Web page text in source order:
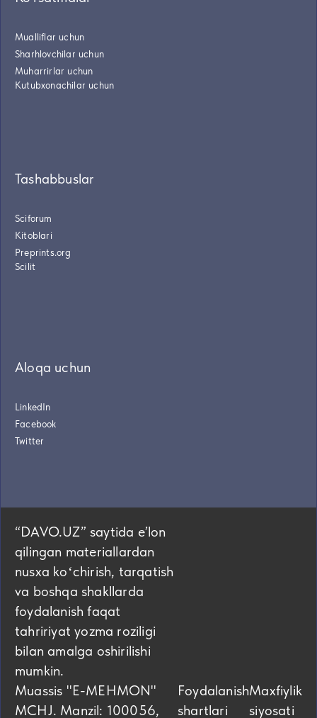
Mualliflar uchun
Sharhlovchilar uchun
Muharrirlar uchun
Kutubxonachilar uchun
Tashabbuslar
Sciforum
Kitoblari
Preprints.org
Scilit
Aloqa uchun
LinkedIn
Facebook
Twitter
“DAVO.UZ” saytida eʼlon
qilingan materiallardan
nusxa koʻchirish, tarqatish
va boshqa shakllarda
foydalanish faqat
tahririyat yozma roziligi
bilan amalga oshirilishi
mumkin.
Muassis "E-MEHMON"
MCHJ. Manzil: 100056,
Foydalanish
shartlari
Maxfiylik
siyosati